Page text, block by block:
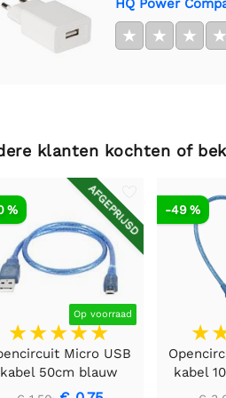
HQ Power
★ ★ ★ ★
klanten kochten of
AFGEPRIJSD
Op voorraad
%
Micro USB
kabel 50cm blauw
-49 %
kabel